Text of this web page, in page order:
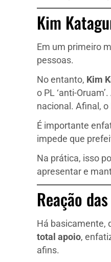
Kim
Em um primeiro
pessoas.
No entanto, Kim
o PL ‘anti-
nacional. Afinal,
É importante
impede que
Na prática, isso
apresentar e
Reação
Há basicamente,
total apoio,
afins.